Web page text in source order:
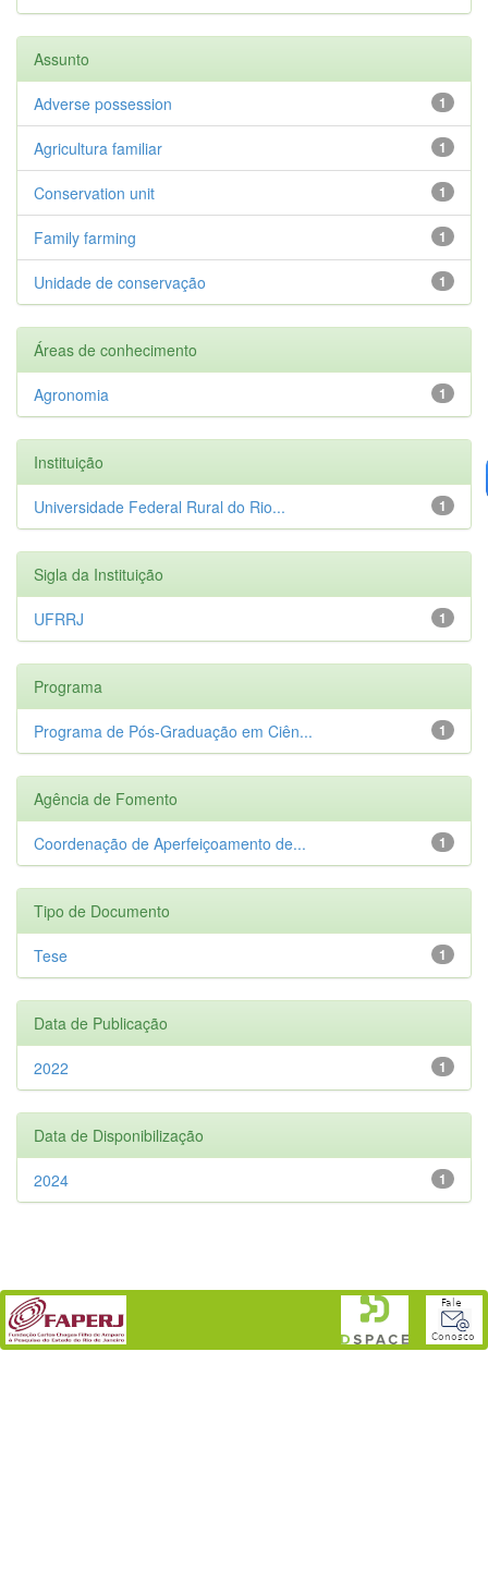
Assunto
1
Adverse possession
1
Agricultura familiar
1
Conservation unit
1
Family farming
1
Unidade de conservação
Áreas de conhecimento
1
Agronomia
Instituição
1
Universidade Federal Rural do Rio...
Sigla da Instituição
1
UFRRJ
Programa
1
Programa de Pós-Graduação em Ciên...
Agência de Fomento
1
Coordenação de Aperfeiçoamento de...
Tipo de Documento
1
Tese
Data de Publicação
1
2022
Data de Disponibilização
1
2024